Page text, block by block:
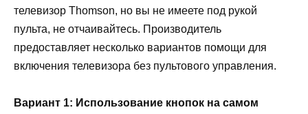
телевизор Thomson, но вы не имеете под рукой
пульта, не отчаивайтесь. Производитель
предоставляет несколько вариантов помощи для
включения телевизора без пультового управления.
Вариант 1: Использование кнопок на самом